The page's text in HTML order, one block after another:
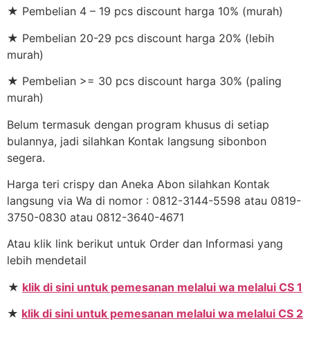
★ Pembelian 4 – 19 pcs discount harga 10% (murah)
★ Pembelian 20-29 pcs discount harga 20% (lebih
murah)
★ Pembelian >= 30 pcs discount harga 30% (paling
murah)
Belum termasuk dengan program khusus di setiap
bulannya, jadi silahkan Kontak langsung sibonbon
segera.
Harga teri crispy dan Aneka Abon silahkan Kontak
langsung via Wa di nomor : 0812-3144-5598 atau 0819-
3750-0830 atau 0812-3640-4671
Atau klik link berikut untuk Order dan Informasi yang
lebih mendetail
★ klik di sini untuk pemesanan melalui wa melalui CS 1
★ klik di sini untuk pemesanan melalui wa melalui CS 2